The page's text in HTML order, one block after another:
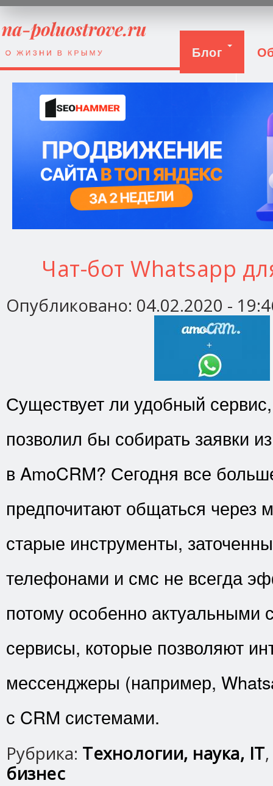
Блог
Чат-бот Whatsapp
Опубликовано: 04.02.2020 -
Существует ли удобный
позволил бы собирать заявки
в AmoCRM? Сегодня все
предпочитают общаться через
старые инструменты,
телефонами и смс не всегда
потому особенно актуальными
сервисы, которые позволяют
мессенджеры (например,
с CRM системами.
Рубрика: Технологии, наука, IT,
бизнес